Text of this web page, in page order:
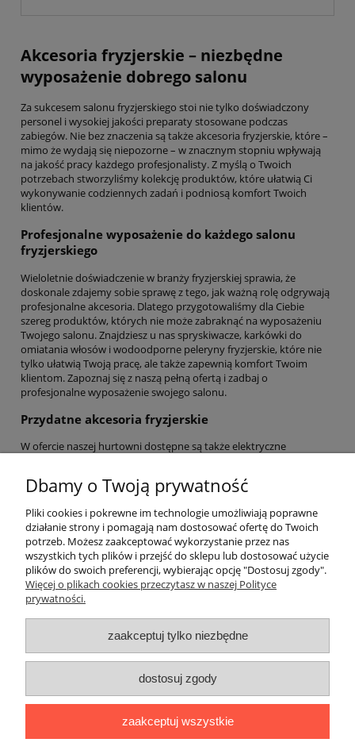
Akcesoria fryzjerskie – niezbędne
wyposażenie dobrego salonu
Za sukcesem salonu fryzjerskiego stoi nie tylko doświadczony
personel i wysokiej jakości preparaty stosowane podczas
zabiegów. Nie bez znaczenia są także akcesoria fryzjerskie, które –
mimo że wydają się niepozorne – w znacznym stopniu wpływają
na jakość pracy każdego profesjonalisty. Z myślą o Twoich
potrzebach stworzyliśmy kolekcję produktów, które ułatwią Ci
wykonywanie codziennych zadań i podniosą komfort Twoich
klientów.
Profesjonalne wyposażenie do każdego salonu
fryzjerskiego
Wieloletnie doświadczenie w branży fryzjerskiej sprawia, że
doskonale zdajemy sobie sprawę z tego, jak ważną rolę odgrywają
profesjonalne akcesoria. Dlatego przygotowaliśmy dla Ciebie
szereg produktów, których nie może zabraknąć na wyposażeniu
Twojego salonu. Znajdziesz u nas spryskiwacze, karkówki do
omiatania włosów i wodoodporne peleryny fryzjerskie, które nie
tylko ułatwią Twoją pracę, ale także zapewnią komfort Twoim
klientom. Zapoznaj się z naszą pełną ofertą i zadbaj o
profesjonalne wyposażenie swojego salonu.
Przydatne akcesoria fryzjerskie
W ofercie naszej hurtowni dostępne są także elektryczne
itp. Do salonu fryzjerskiego na pewno przyda Ci się również
wyczyścisz stanowisko pracy z leżących na podłodze włosów. Jest
ona bardzo wygodna w użytkowaniu, a jednocześnie nie zajmuje
dużo miejsca. Poza tym można ją z łatwością wyczyścić.
Pomoc
Moje konto
Płatności i dostawa
Informacje
Dbamy o Twoją prywatność
Pliki cookies i pokrewne im technologie umożliwiają poprawne
działanie strony i pomagają nam dostosować ofertę do Twoich
potrzeb. Możesz zaakceptować wykorzystanie przez nas
wszystkich tych plików i przejść do sklepu lub dostosować użycie
plików do swoich preferencji, wybierając opcję "Dostosuj zgody".
Więcej o plikach cookies przeczytasz w naszej Polityce
prywatności.
zaakceptuj tylko niezbędne
dostosuj zgody
zaakceptuj wszystkie